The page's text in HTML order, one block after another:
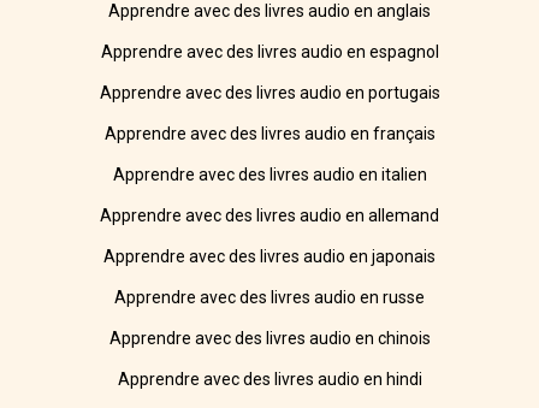
Apprendre avec des livres audio en anglais
Apprendre avec des livres audio en espagnol
Apprendre avec des livres audio en portugais
Apprendre avec des livres audio en français
Apprendre avec des livres audio en italien
Apprendre avec des livres audio en allemand
Apprendre avec des livres audio en japonais
Apprendre avec des livres audio en russe
Apprendre avec des livres audio en chinois
Apprendre avec des livres audio en hindi